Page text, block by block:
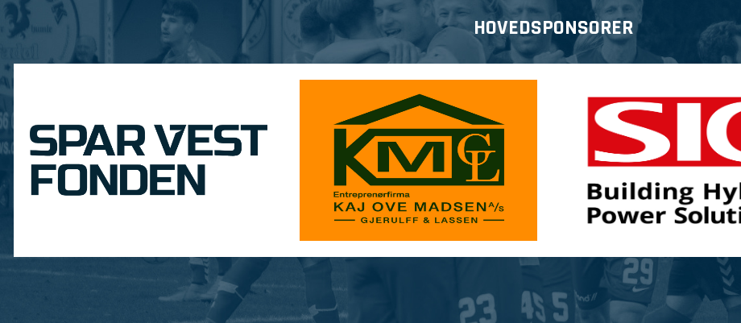
HOVEDSPONSORER